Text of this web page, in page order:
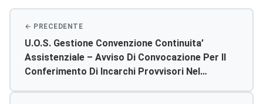
U.o.s. Gestione Convenzione Continuita’
Assistenziale – Avviso Di Convocazione Per Il
Conferimento Di Incarchi Provvisori Nel